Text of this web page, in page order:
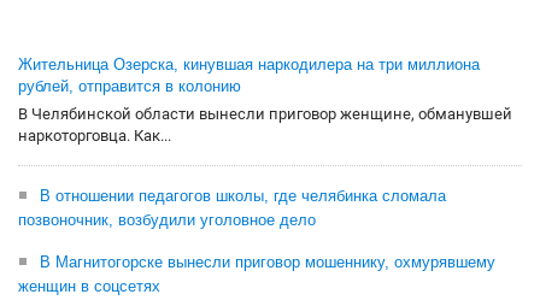
Жительница Озерска, кинувшая наркодилера на три миллиона
рублей, отправится в колонию
В Челябинской области вынесли приговор женщине, обманувшей
наркоторговца. Как...
В отношении педагогов школы, где челябинка сломала
позвоночник, возбудили уголовное дело
В Магнитогорске вынесли приговор мошеннику, охмурявшему
женщин в соцсетях